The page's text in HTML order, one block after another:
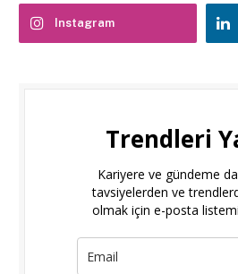
Instagram
Trendleri
Kariyere ve gündeme
tavsiyelerden ve
olmak için e-posta